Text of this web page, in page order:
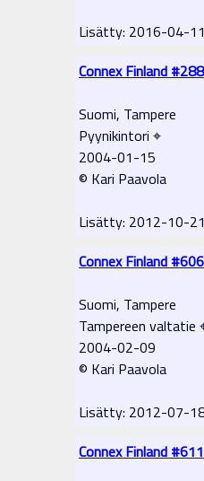
Lisätty: 2016-04-
Connex Finland #288
Suomi, Tampere
Pyynikintori ⌖
2004-01-15
© Kari Paavola
Lisätty: 2012-10-
Connex Finland #606
Suomi, Tampere
Tampereen valtatie
2004-02-09
© Kari Paavola
Lisätty: 2012-07-
Connex Finland #611